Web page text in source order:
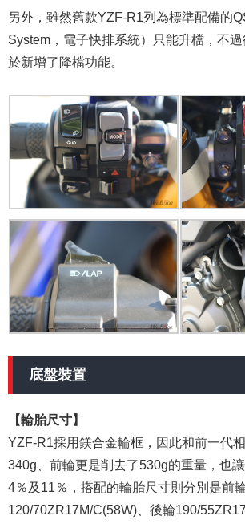
另外，雖然舊款YZF-R1列為標準配備的
System，電子快排系統）只能升檔，不
於新增了降檔功能。
底盤裝置
【輪胎尺寸】
YZF-R1採用鎂合金輪框，因此和前一代
340g、前輪更是削去了530g的重量，也
4％及11％，搭配的輪胎尺寸則分別是前
120/70ZR17M/C(58W)、後輪190/